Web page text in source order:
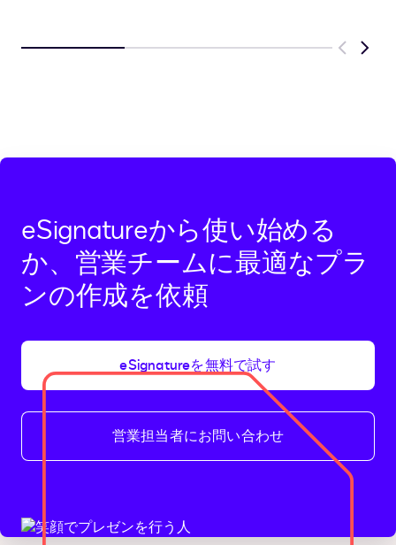
Previous
Next
eSignatureから使い始める
か、営業チームに最適なプラ
ンの作成を依頼
eSignatureを無料で試す
営業担当者にお問い合わせ